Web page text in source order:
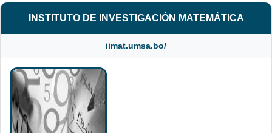
INSTITUTO DE INVESTIGACIÓN MATEMÁTICA
iimat.umsa.bo/